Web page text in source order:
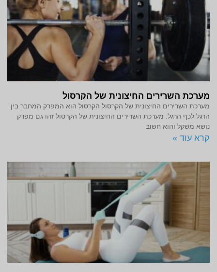
מערכת השרירים החיצונית של הקרסול
מערכת השרירים החיצונית של הקרסול הקרסול הוא המפרק המחבר בין
הרגל לכף הרגל. מערכת השרירים החיצונית של הקרסול זהו גם מפרק
נושא משקל והוא חשוב
קרא עוד »